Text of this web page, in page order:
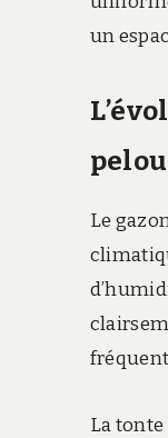
un
Le
La